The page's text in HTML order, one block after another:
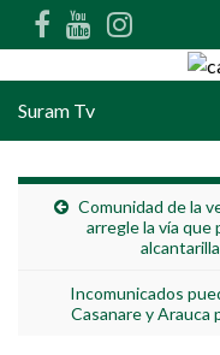
Search for:
Suram Tv
Comunidad de la
arregle la vía que
Incomunicados
Casanare y Arauca